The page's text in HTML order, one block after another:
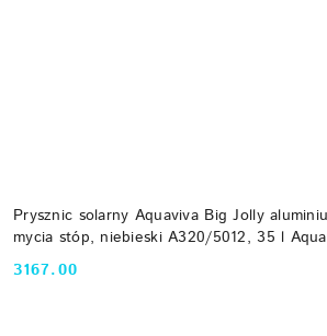
Prysznic solarny Aquaviva Big Jolly
mycia stóp, niebieski A320/5012, 35 l
Cena:
3167.00